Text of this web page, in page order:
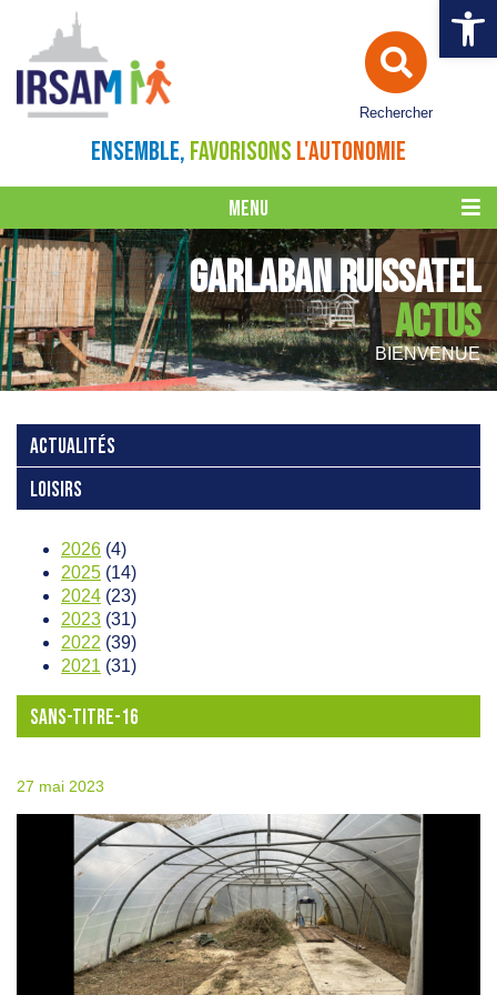
Ouvrir
Rechercher
ENSEMBLE, FAVORISONS L'AUTONOMIE
MENU
GARLABAN RUISSATEL
ACTUS
BIENVENUE
ACTUALITÉS
LOISIRS
2026 (4)
2025 (14)
2024 (23)
2023 (31)
2022 (39)
2021 (31)
SANS-TITRE-16
27 mai 2023